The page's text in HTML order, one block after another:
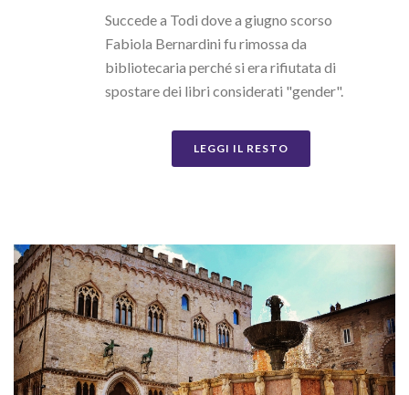
Succede a Todi dove a giugno scorso
Fabiola Bernardini fu rimossa da
bibliotecaria perché si era rifiutata di
spostare dei libri considerati "gender".
LEGGI IL RESTO